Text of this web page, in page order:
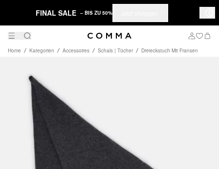
FINAL SALE – BIS ZU 50%
Home Kategorien Accessoires Schals | Tücher Dreieckstuch Mit Fransen